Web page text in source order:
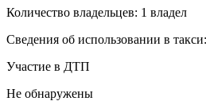
Количество владельцев: 1 владел
Сведения об использовании в
Участие в ДТП
Не обнаружены